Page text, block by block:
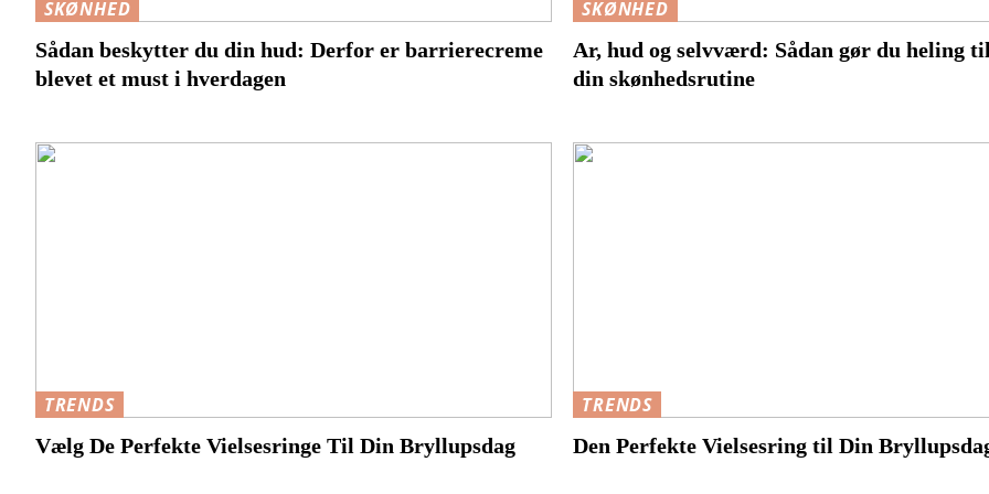
SKØNHED
Sådan beskytter du din hud: Derfor er barrierecreme
blevet et must i hverdagen
SKØNHED
Ar, hud og selvværd: Sådan gør du heling
din skønhedsrutine
TRENDS
Vælg De Perfekte Vielsesringe Til Din Bryllupsdag
TRENDS
Den Perfekte Vielsesring til Din